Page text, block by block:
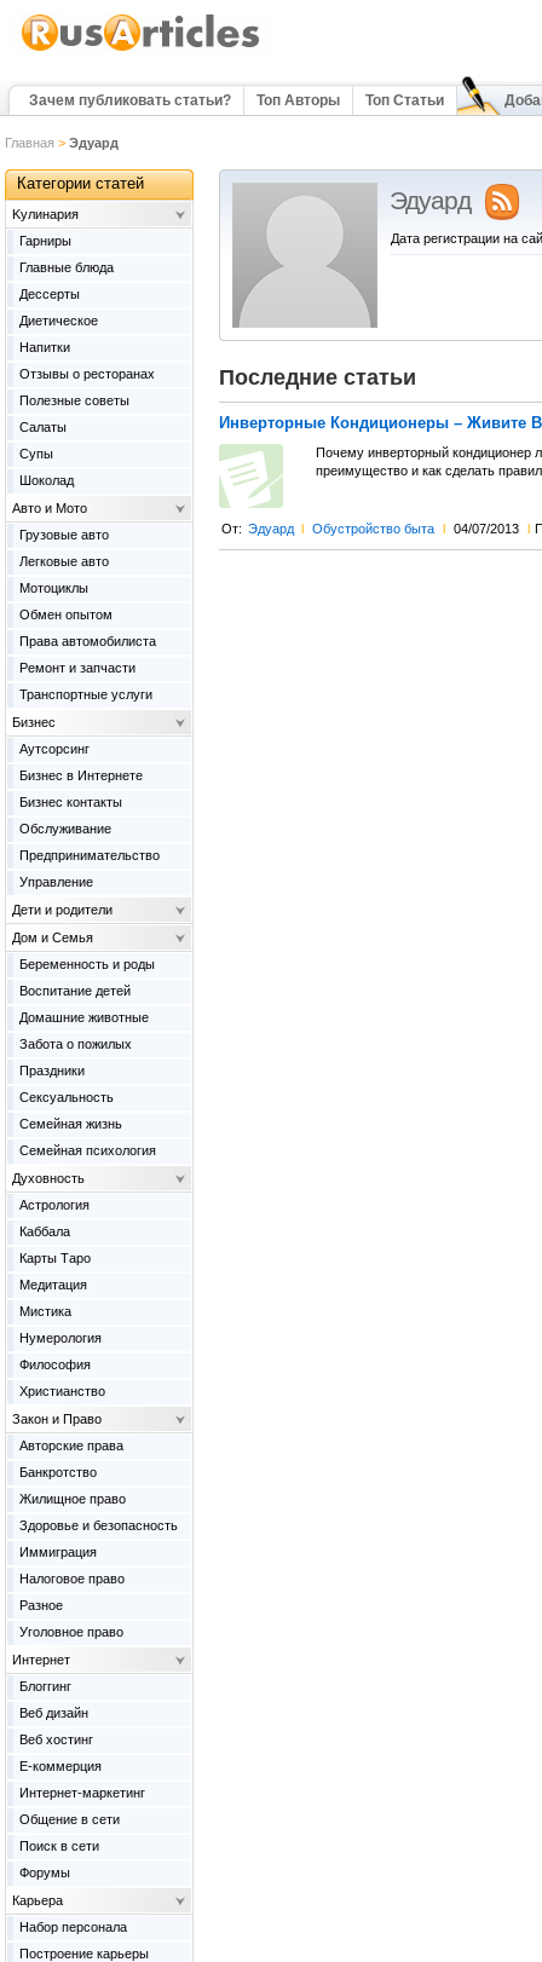
Зачем публиковать статьи? Топ Авторы Топ Статьи
Главная > Эдуард
Эдуард
Дата регистрации на
Последние статьи
Инверторные Кондиционеры – Живите
Почему инверторный кондиционер
преимущество и как сделать
От: Эдуард l Обустройство быта l 04/07/2013 l
Категории статей
Kулинария
Гарниры
Главные блюда
Дессерты
Диетическое
Напитки
Отзывы о ресторанах
Полезные советы
Салаты
Супы
Шоколад
Авто и Мото
Грузовые авто
Легковые авто
Мотоциклы
Обмен опытом
Права автомобилиста
Ремонт и запчасти
Транспортные услуги
Бизнес
Аутсорсинг
Бизнес в Интернете
Бизнес контакты
Обслуживание
Предпринимательство
Управление
Дети и родители
Дом и Семья
Беременность и роды
Воспитание детей
Домашние животные
Забота о пожилых
Праздники
Сексуальность
Семейная жизнь
Семейная психология
Духовность
Астрология
Каббала
Карты Таро
Медитация
Мистика
Нумерология
Философия
Христианство
Закон и Право
Авторские права
Банкротство
Жилищное право
Здоровье и безопасность
Иммиграция
Налоговое право
Разное
Уголовное право
Интернет
Блоггинг
Веб дизайн
Веб хостинг
Е-коммерция
Интернет-маркетинг
Общение в сети
Поиск в сети
Форумы
Карьера
Набор персонала
Построение карьеры